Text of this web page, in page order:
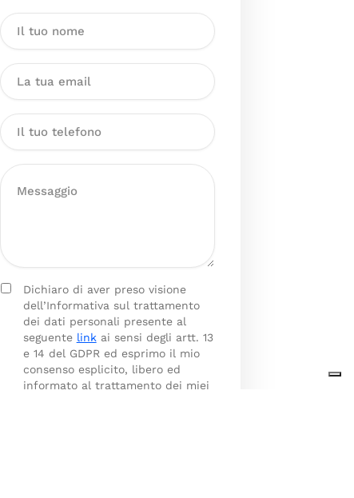
Dichiaro di aver preso visione
dell’Informativa sul trattamento
dei dati personali presente al
seguente linkai sensi degli artt. 13
e 14 del GDPR ed esprimo il mio
consenso esplicito, libero ed
informato al trattamento dei miei